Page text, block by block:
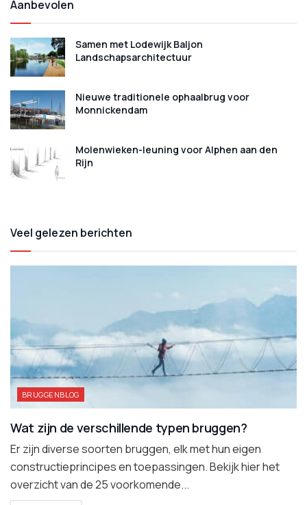
Aanbevolen
Samen met Lodewijk Baljon
Landschapsarchitectuur
Nieuwe traditionele ophaalbrug voor
Monnickendam
Molenwieken-leuning voor Alphen aan den
Rijn
Veel gelezen berichten
BRUGGENBLOG
Wat zijn de verschillende typen bruggen?
Er zijn diverse soorten bruggen, elk met hun eigen
constructieprincipes en toepassingen. Bekijk hier het
overzicht van de 25 voorkomende...